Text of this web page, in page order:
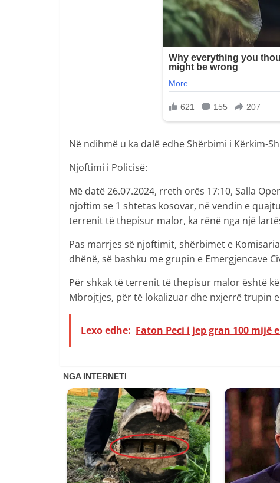
Në ndihmë u ka dalë edhe Shërbimi i Kërkim-
Njoftimi i Policisë:
Më datë 26.07.2024, rreth orës 17:10, Salla
njoftim se 1 shtetas kosovar, në vendin e
terrenit të thepisur malor, ka rënë nga një
Pas marrjes së njoftimit, shërbimet e
dhënë, së bashku me grupin e Emergjencave
Për shkak të terrenit të thepisur malor është
Mbrojtjes, për të lokalizuar dhe nxjerrë trupin
Lexo edhe: Faton Peci i jep gran 100